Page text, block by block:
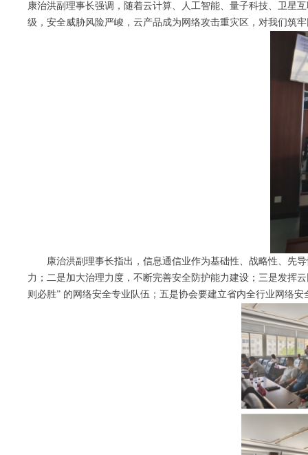
康治洪副理事长强调，随着云计算、人工智能、量子科技、卫星
级，安全威胁风险严峻，云产品成为网络攻击重灾区，对我们筑
康治洪副理事长指出，信息通信业作为基础性、战略性、先
力；二是加大治理力度，不断完善安全防护能力建设；三是发挥
则必胜” 的网络安全专业队伍；五是协会要建立省内全行业网络